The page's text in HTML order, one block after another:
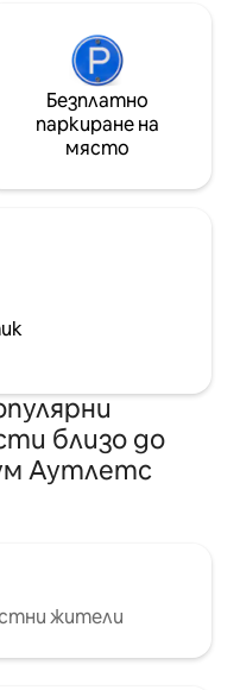
Безплатно
паркиране на
място
близо до
Аутлетс
жители